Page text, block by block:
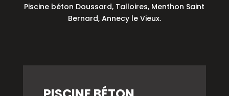
Piscine béton Doussard, Talloires, Menthon Saint
Bernard, Annecy le Vieux.